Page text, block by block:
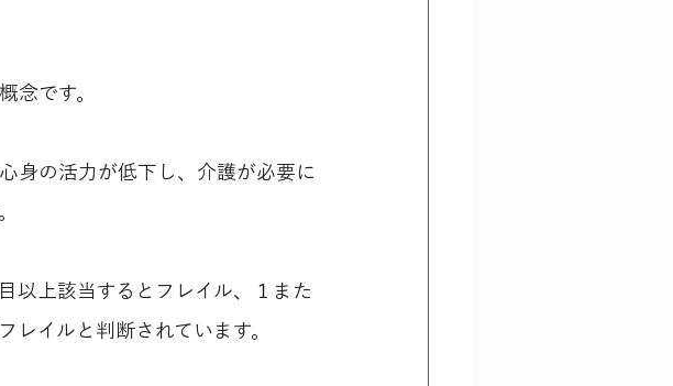
念です。
身の活力が低下し、介護が必要に
以上該当するとフレイル、１また
レイルと判断されています。